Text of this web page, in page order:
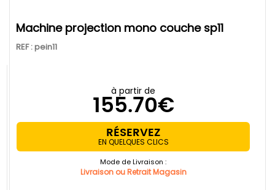
machine projection mono couche sp11
REF : pein11
à partir de
155.70€
RÉSERVEZ
EN QUELQUES CLICS
Mode de Livraison :
Livraison ou Retrait Magasin